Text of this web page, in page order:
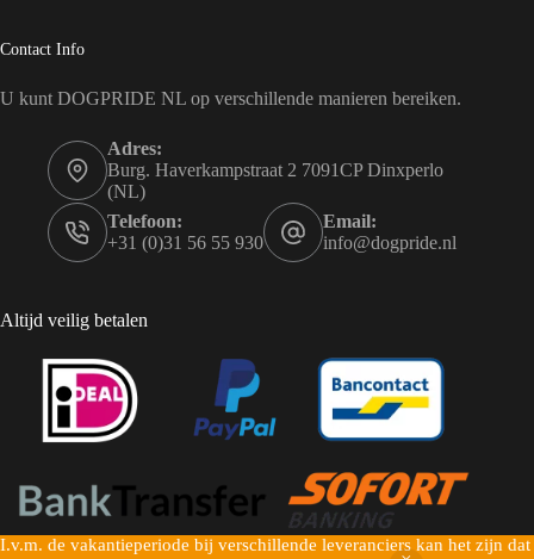
I.v.m. de vakantieperiode bij verschillende leveranciers kan het zijn dat
Contact Info
U kunt DOGPRIDE NL op verschillende manieren bereiken.
Adres:
Burg. Haverkampstraat 2 7091CP Dinxperlo
(NL)
Telefoon:
+31 (0)31 56 55 930
Email:
info@dogpride.nl
Altijd veilig betalen